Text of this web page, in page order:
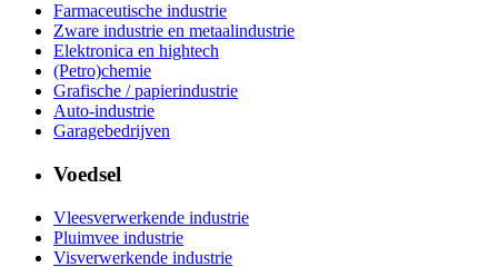
Farmaceutische industrie
Zware industrie en metaalindustrie
Elektronica en hightech
(Petro)chemie
Grafische / papierindustrie
Auto-industrie
Garagebedrijven
Voedsel
Vleesverwerkende industrie
Pluimvee industrie
Visverwerkende industrie